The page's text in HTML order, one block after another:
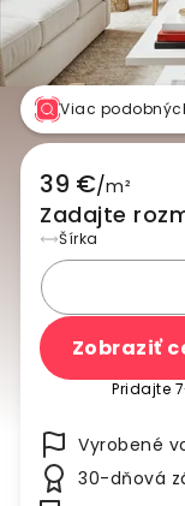
Viac
39 €/m²
Zadajte
Šírka
Zobraziť
Pridajte
Vyrobené
30-dňová